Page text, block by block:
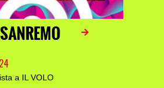
a IL VOLO